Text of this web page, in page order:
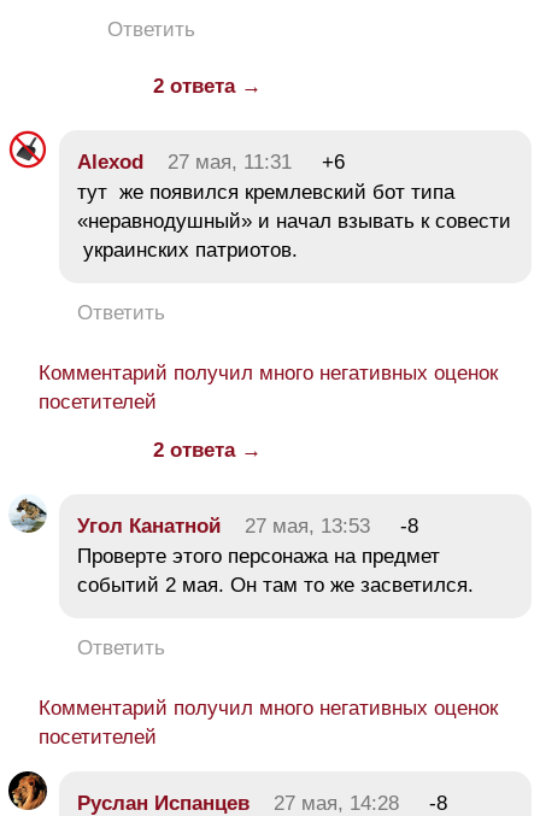
Ответить
2 ответа →
Alexod 27 мая, 11:31
+6
тут же появился кремлевский бот типа
«неравнодушный» и начал взывать к совести
украинских патриотов.
Ответить
Комментарий получил много негативных оценок
посетителей
2 ответа →
Угол Канатной 27 мая, 13:53
-8
Проверте этого персонажа на предмет
событий 2 мая. Он там то же засветился.
Ответить
Комментарий получил много негативных оценок
посетителей
Руслан Испанцев 27 мая, 14:28
-8